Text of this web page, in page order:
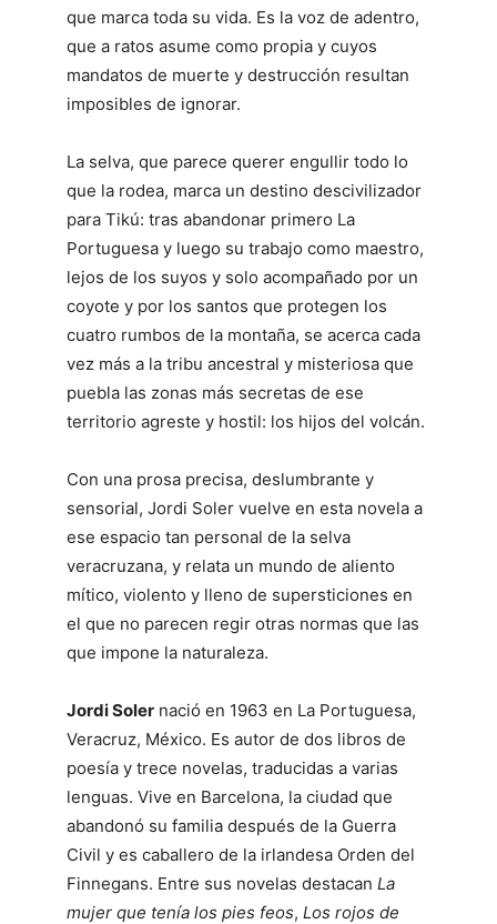
que marca toda su vida. Es la voz de adentro,
que a ratos asume como propia y cuyos
mandatos de muerte y destrucción resultan
imposibles de ignorar.
La selva, que parece querer engullir todo lo
que la rodea, marca un destino descivilizador
para Tikú: tras abandonar primero La
Portuguesa y luego su trabajo como maestro,
lejos de los suyos y solo acompañado por un
coyote y por los santos que protegen los
cuatro rumbos de la montaña, se acerca cada
vez más a la tribu ancestral y misteriosa que
puebla las zonas más secretas de ese
territorio agreste y hostil: los hijos del volcán.
Con una prosa precisa, deslumbrante y
sensorial, Jordi Soler vuelve en esta novela a
ese espacio tan personal de la selva
veracruzana, y relata un mundo de aliento
mítico, violento y lleno de supersticiones en
el que no parecen regir otras normas que las
que impone la naturaleza.
Jordi Soler nació en 1963 en La Portuguesa,
Veracruz, México. Es autor de dos libros de
poesía y trece novelas, traducidas a varias
lenguas. Vive en Barcelona, la ciudad que
abandonó su familia después de la Guerra
Civil y es caballero de la irlandesa Orden del
Finnegans. Entre sus novelas destacan La
mujer que tenía los pies feos, Los rojos de